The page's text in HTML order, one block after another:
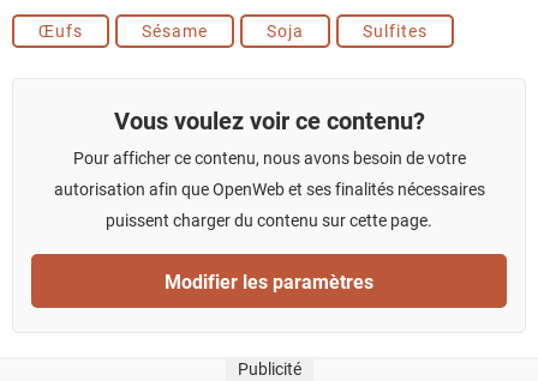
Œufs Sésame Soja Sulfites
Vous voulez voir ce contenu?
Pour afficher ce contenu, nous avons besoin de votre
autorisation afin que OpenWeb et ses finalités nécessaires
puissent charger du contenu sur cette page.
Modifier les paramètres
Publicité